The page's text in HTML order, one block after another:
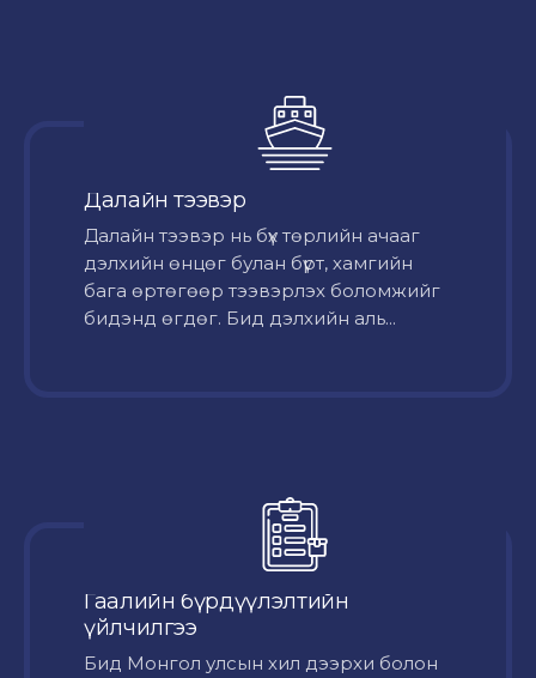
Далайн тээвэр
Далайн тээвэр нь бүх төрлийн ачааг
дэлхийн өнцөг булан бүрт, хамгийн
бага өртөгөөр тээвэрлэх боломжийг
бидэнд өгдөг. Бид дэлхийн аль...
Гаалийн бүрдүүлэлтийн
үйлчилгээ
Бид Монгол улсын хил дээрхи болон